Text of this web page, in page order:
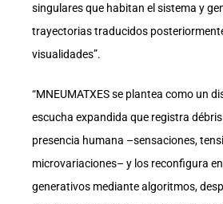
singulares que habitan el sistema y
trayectorias traducidos
visualidades”.
“MNEUMATXES se plantea como un
escucha expandida que registra
presencia humana –sensaciones,
microvariaciones– y los reconfigura
generativos mediante algoritmos,